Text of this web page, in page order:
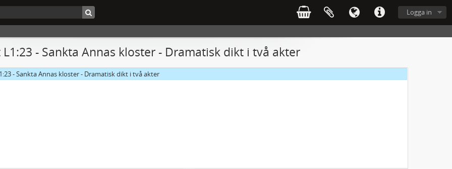
Logga in
L1:23 - Sankta Annas kloster - Dramatisk dikt i två akter
- Sankta Annas kloster - Dramatisk dikt i två akter